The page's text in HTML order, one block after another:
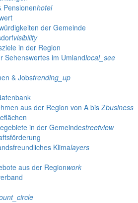
Pensionenhotel
der Gemeinde
visibility
in der Region
Sehenswertes im Umlandlocal_see
& Jobstrending_up
aus der Region von A bis Zbusiness
in der Gemeindestreetview
Klimalayers
aus der Regionwork